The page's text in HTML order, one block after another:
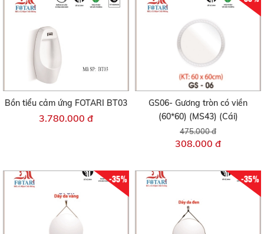
Bồn tiểu cảm ứng FOTARI BT03
3.780.000 đ
GS06- Gương tròn có viền
(60*60) (MS43) (Cái)
475.000 đ
308.000 đ
-35% -35%